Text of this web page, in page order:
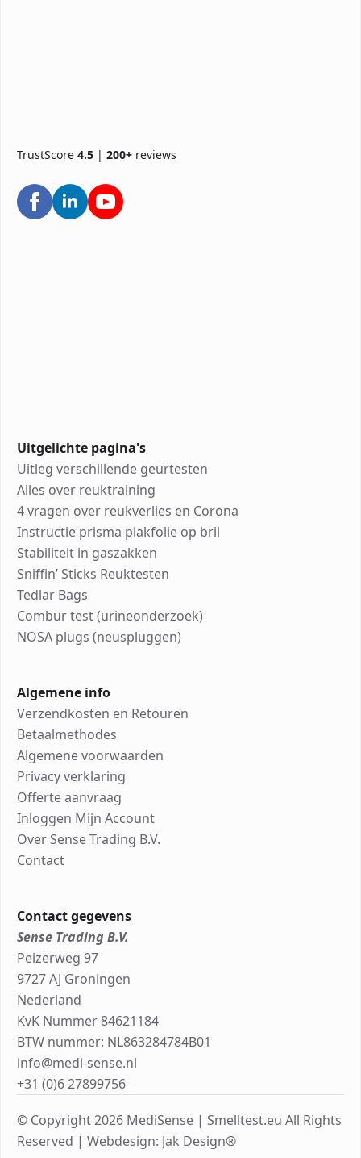
TrustScore 4.5 | 200+ reviews
Uitgelichte pagina's
Uitleg verschillende geurtesten
Alles over reuktraining
4 vragen over reukverlies en Corona
Instructie prisma plakfolie op bril
Stabiliteit in gaszakken
Sniffin’ Sticks Reuktesten
Tedlar Bags
Combur test (urineonderzoek)
NOSA plugs (neuspluggen)
Algemene info
Verzendkosten en Retouren
Betaalmethodes
Algemene voorwaarden
Privacy verklaring
Offerte aanvraag
Inloggen Mijn Account
Over Sense Trading B.V.
Contact
Contact gegevens
Sense Trading B.V.
Peizerweg 97
9727 AJ Groningen
Nederland
KvK Nummer 84621184
BTW nummer: NL863284784B01
info@medi-sense.nl
+31 (0)6 27899756
© Copyright 2026 MediSense | Smelltest.eu All Rights
Reserved | Webdesign: Jak Design®